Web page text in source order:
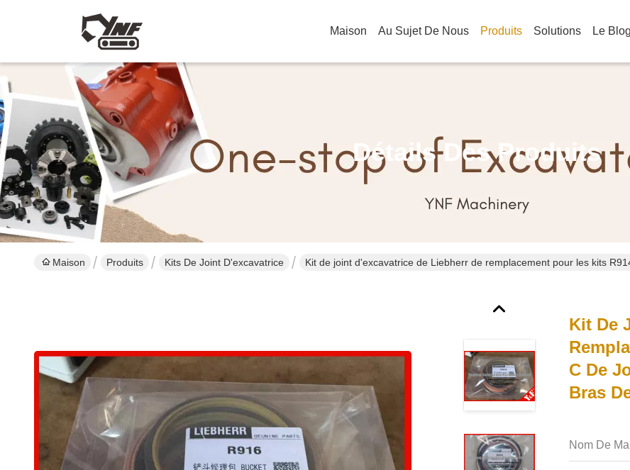
Maison Au Sujet De Nous Produits Solutions Le Blog
Détails Des Produits
Maison Produits Kits De Joint D'excavatrice Kit de joint d'excavatrice de Liebherr de remplacement pour les kits
Kit De
C De
Bras
Nom De